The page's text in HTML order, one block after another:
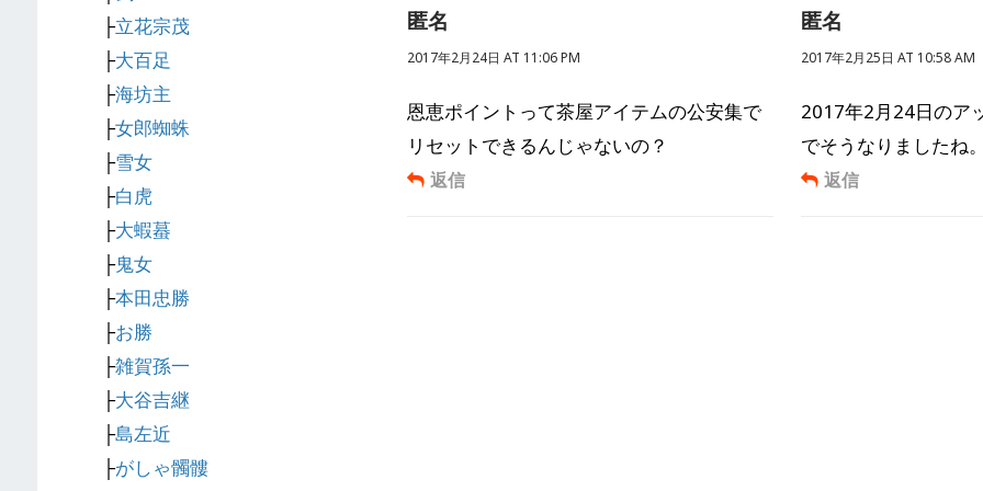
匿名
2017年2月24日 AT 11:06 PM
恩恵ポイントって茶屋アイテムの公安集で
リセットできるんじゃないの？
返信
匿名
2017年2月25日 AT 10:58 AM
2017年2月24日のア
でそうなりましたね。
返信
├立花宗茂
├大百足
├海坊主
├女郎蜘蛛
├雪女
├白虎
├大蝦蟇
├鬼女
├本田忠勝
├お勝
├雑賀孫一
├大谷吉継
├島左近
├がしゃ髑髏